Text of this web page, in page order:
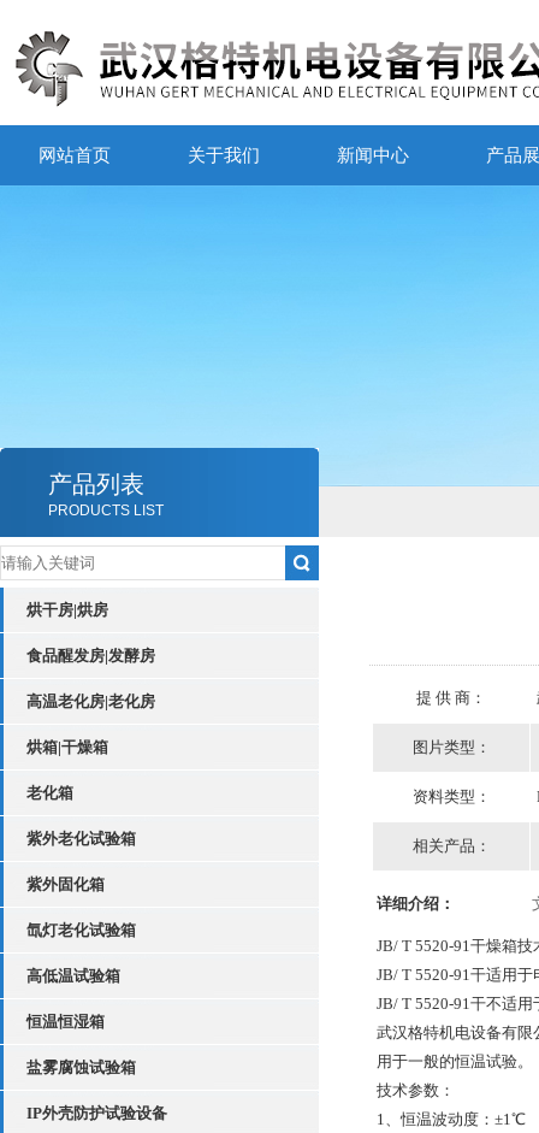
网站首页 关于我们 新闻中心 产品
产品列表
PRODUCTS LIST
烘干房|烘房
食品醒发房|发酵房
高温老化房|老化房
烘箱|干燥箱
老化箱
紫外老化试验箱
紫外固化箱
氙灯老化试验箱
高低温试验箱
恒温恒湿箱
盐雾腐蚀试验箱
IP外壳防护试验设备
提 供 商：
图片类型：
资料类型：
相关产品：
详细介绍：
JB/ T 5520-91干燥箱
JB/ T 5520-91干适用
JB/ T 5520-91干不适
武汉格特机电设备有
用于一般的恒温试验。
技术参数：
1、恒温波动度：±1℃